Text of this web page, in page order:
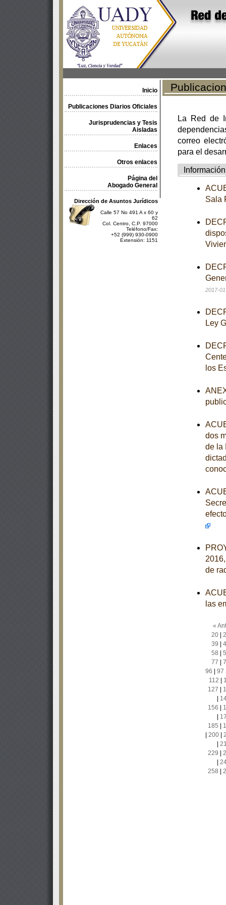
Inicio
Publicaciones Diarios Oficiales
Jurisprudencias y Tesis
Aisladas
Enlaces
Otros enlaces
Página del
Abogado General
Dirección de Asuntos Jurídicos
Calle 57 No 491 A x 60 y
62
Col. Centro, C.P. 97000
Teléfono/Fax:
+52 (999) 930-0900
Extensión: 1151
La Red de
correo
para el
Información
Sala
2017-
Ley
los
dos
de la
de
las
«
20|
39
58
77
96
97
112
127
156
185
200|
229
258